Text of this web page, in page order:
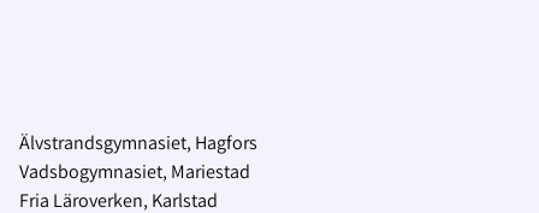
Älvstrandsgymnasiet, Hagfors
Vadsbogymnasiet, Mariestad
Fria Läroverken, Karlstad